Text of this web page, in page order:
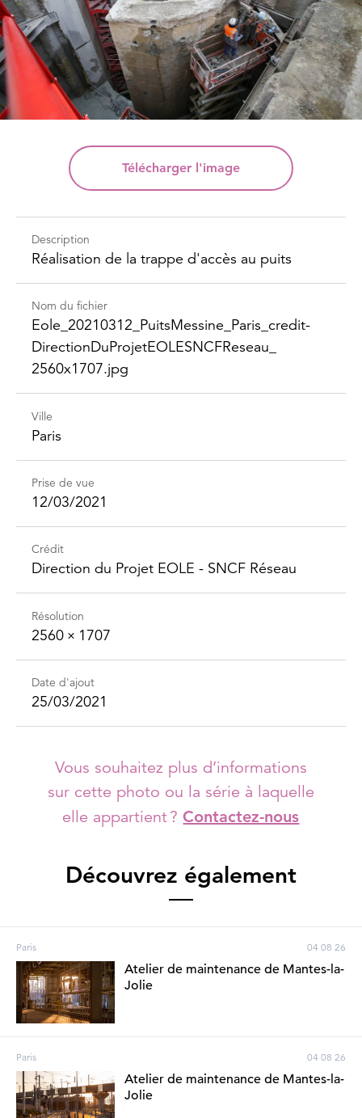
Télécharger l'image
Description
Réalisation de la trappe d'accès au puits
Nom du fichier
Eole_​20210312_​Puits​Messine_​Paris_​credit-​
Direction​DuProjet​EOLESNCFReseau_​
2560x1707.jpg
Ville
Paris
Prise de vue
12/03/2021
Crédit
Direction du Projet EOLE - SNCF Réseau
Résolution
2560 × 1707
Date d'ajout
25/03/2021
Vous souhaitez plus d’informations
sur cette photo ou la série à laquelle
elle appartient ? Contactez-nous
Découvrez également
Paris 04 08 26
Atelier de maintenance de Mantes-la-
Jolie
Paris 04 08 26
Atelier de maintenance de Mantes-la-
Jolie